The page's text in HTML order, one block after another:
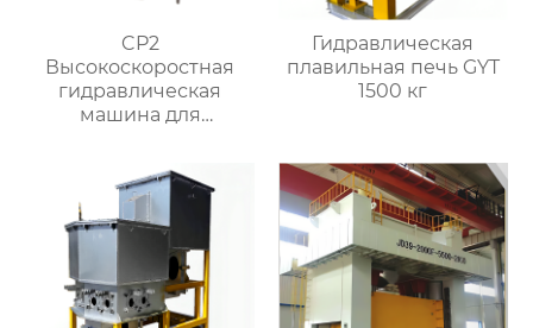
CP2
Высокоскоростная
гидравлическая
машина для
Гидравлическая
плавильная печь GYT
1500 кг